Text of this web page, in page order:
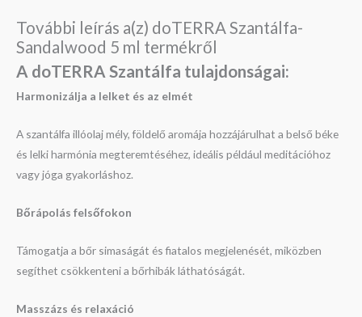
További leírás a(z) doTERRA Szantálfa-
Sandalwood 5 ml termékről
A doTERRA Szantálfa tulajdonságai:
Harmonizálja a lelket és az elmét
A szantálfa illóolaj mély, földelő aromája hozzájárulhat a belső béke
és lelki harmónia megteremtéséhez, ideális például meditációhoz
vagy jóga gyakorláshoz.
Bőrápolás felsőfokon
Támogatja a bőr simaságát és fiatalos megjelenését, miközben
segíthet csökkenteni a bőrhibák láthatóságát.
Masszázs és relaxáció